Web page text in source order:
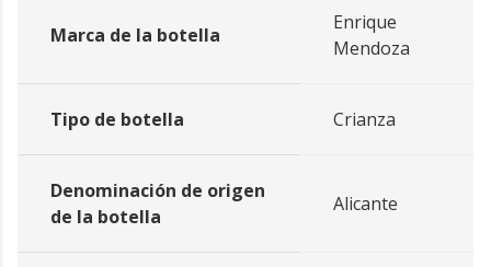
Marca de la botella
Enrique
Mendoza
Tipo de botella Crianza
Denominación de origen
de la botella
Alicante